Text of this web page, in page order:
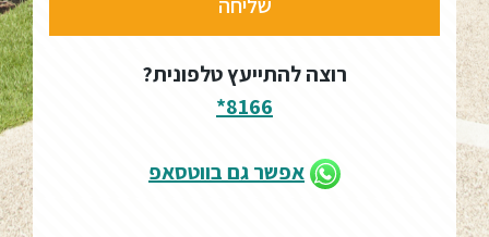
רוצה להתייעץ טלפונית?
8166*
אפשר גם בווטסאפ